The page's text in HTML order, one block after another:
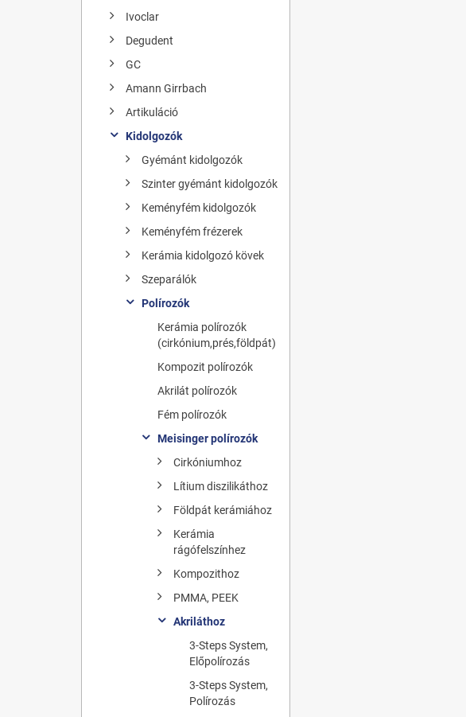
Ivoclar
Degudent
GC
Amann Girrbach
Artikuláció
Kidolgozók
Gyémánt kidolgozók
Szinter gyémánt kidolgozók
Keményfém kidolgozók
Keményfém frézerek
Kerámia kidolgozó kövek
Szeparálók
Polírozók
Kerámia polírozók
(cirkónium,prés,földpát)
Kompozit polírozók
Akrilát polírozók
Fém polírozók
Meisinger polírozók
Cirkóniumhoz
Lítium diszilikáthoz
Földpát kerámiához
Kerámia
rágófelszínhez
Kompozithoz
PMMA, PEEK
Akriláthoz
3-Steps System,
Előpolírozás
3-Steps System,
Polírozás